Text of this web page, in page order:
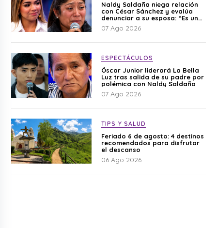
Naldy Saldaña niega relación
con César Sánchez y evalúa
denunciar a su esposa: “Es una
difamación”
07 Ago 2026
ESPECTÁCULOS
Óscar Junior liderará La Bella
Luz tras salida de su padre por
polémica con Naldy Saldaña
07 Ago 2026
TIPS Y SALUD
Feriado 6 de agosto: 4 destinos
recomendados para disfrutar
el descanso
06 Ago 2026